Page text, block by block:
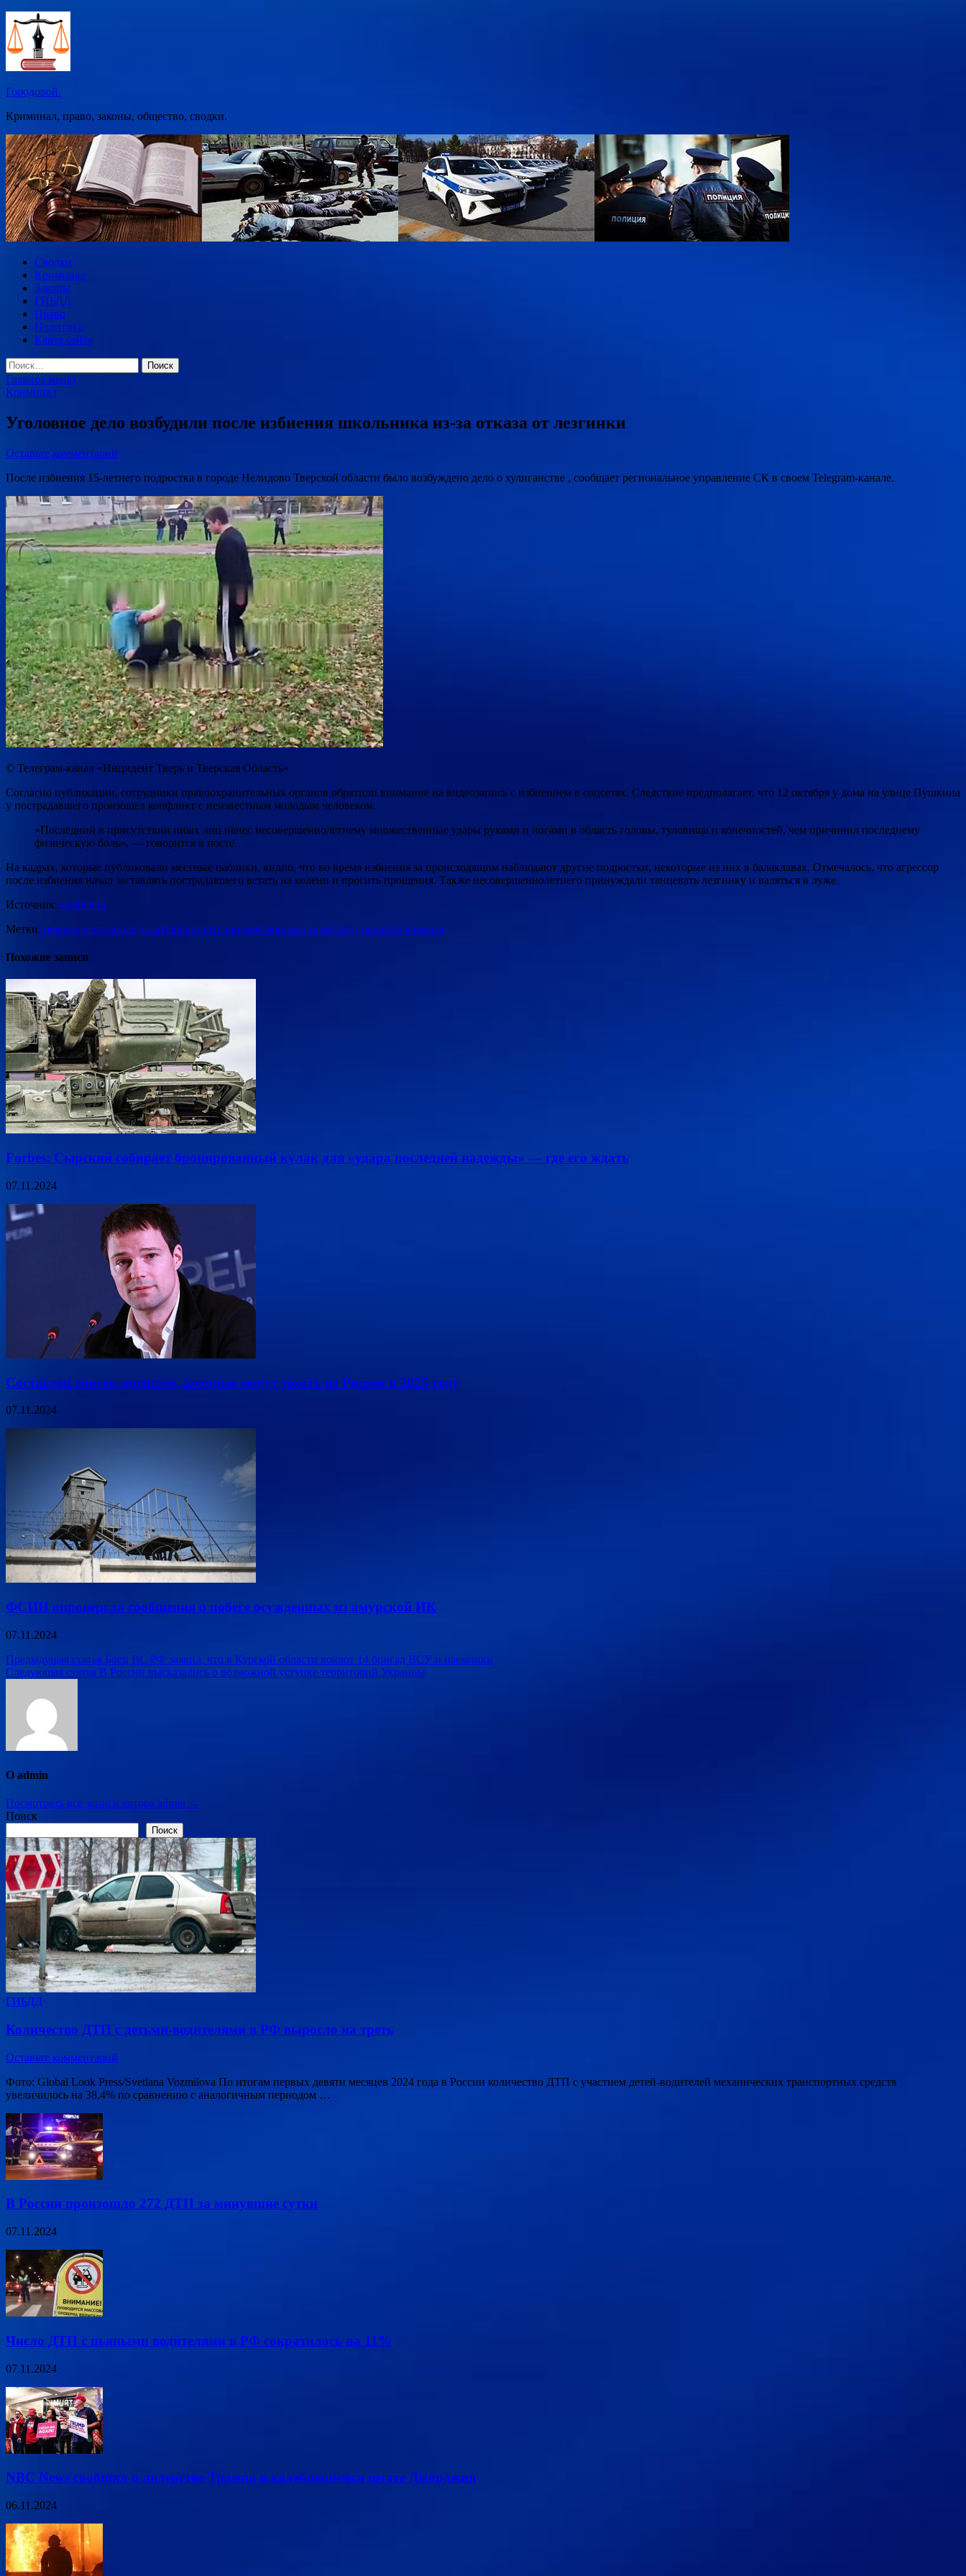
Перейти
содержимому
Городовой.
Криминал, право, законы, общество, сводки.
Сводки
Криминал
Законы
ГИБДД
Право
Политика
Карта сайта
Найти:
Главное меню
Криминал
Уголовное дело возбудили после избиения школьника из-за отказа от лезгинки
Оставьте комментарий
После избиения 15-летнего подростка в городе Нелидово Тверской области было возбуждено дело о хулиганстве , сообщает региональное управление СК в своем Telegram-канале.
© Телеграм-канал «Инцидент Тверь и Тверская Область»
Согласно публикации, сотрудники правоохранительных органов обратили внимание на видеозапись с избиением в соцсетях. Следствие предполагает, что 12 октября у дома на улице Пушкина
у пострадавшего произошел конфликт с неизвестным молодым человеком.
«Последний в присутствии иных лиц нанес несовершеннолетнему множественные удары руками и ногами в область головы, туловища и конечностей, чем причинил последнему
физическую боль», — говорится в посте.
На кадрах, которые публиковали местные паблики, видно, что во время избиения за происходящим наблюдают другие подростки, некоторые из них в балаклавах. Отмечалось, что агрессор
после избиения начал заставлять пострадавшего встать на колени и просить прощения. Также несовершеннолетнего принуждали танцевать лезгинку и валяться в луже.
Источник: rambler.ru
МеткиГромкие уголовные делаИзбиениеНелидовоПроисшествияСледственный комитет
Похожие записи
Forbes: Сырский собирает бронированный кулак для «удара последней надежды» — где его ждать
07.11.2024
Составлен список артистов, которые могут уехать из России в 2025 году
07.11.2024
ФСИН опровергла сообщения о побеге осужденных из амурской ИК
07.11.2024
Навигация
по
записям
Предыдущая статья Боец ВС РФ заявил, что в Курской области воюют 14 бригад ВСУ и наемники
Следующая статья В России высказались о возможной уступке территорий Украины
О admin
Посмотреть все записи автора admin →
Поиск
Поиск
ГИБДД
Количество ДТП с детьми-водителями в РФ выросло на треть
Оставьте комментарий
Фото: Global Look Press/Svetlana Vozmilova По итогам первых девяти месяцев 2024 года в России количество ДТП с участием детей-водителей механических транспортных средств
увеличилось на 38,4% по сравнению с аналогичным периодом …
В России произошло 272 ДТП за минувшие сутки
07.11.2024
Число ДТП с пьяными водителями в РФ сократилось на 11%
07.11.2024
NBC News сообщил о лидерстве Трампа в колеблющемся штате Джорджия
06.11.2024